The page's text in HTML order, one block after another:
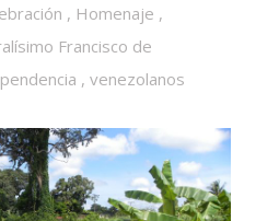
, Homenaje ,
Francisco de
, venezolanos